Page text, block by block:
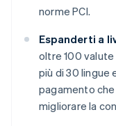
norme PCI.
Espanderti a
oltre 100
più di 30 lingue
pagamento
migliorare la